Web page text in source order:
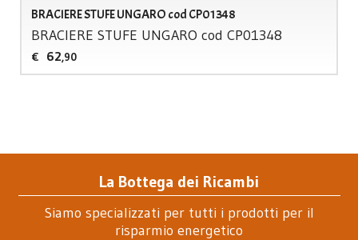
BRACIERE STUFE UNGARO cod CP01348
BRACIERE STUFE UNGARO cod CP01348
€ 62,90
La Bottega dei Ricambi
Siamo specializzati per tutti i prodotti per il
risparmio energetico